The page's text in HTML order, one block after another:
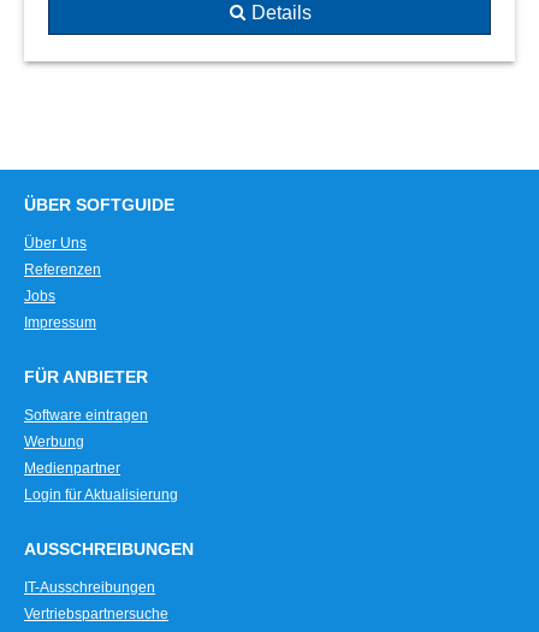
Details
ÜBER SOFTGUIDE
Über Uns
Referenzen
Jobs
Impressum
FÜR ANBIETER
Software eintragen
Werbung
Medienpartner
Login für Aktualisierung
AUSSCHREIBUNGEN
IT-Ausschreibungen
Vertriebspartnersuche